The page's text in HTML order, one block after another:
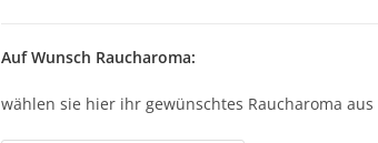
Auf Wunsch Raucharoma:
wählen sie hier ihr gewünschtes Raucharoma aus